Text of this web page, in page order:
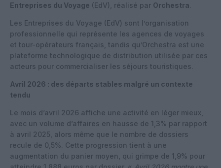
Entreprises du Voyage (EdV), réalisé par Orchestra.
Les Entreprises du Voyage (EdV) sont l’organisation
professionnelle qui représente les agences de voyages
et tour-opérateurs français, tandis qu’Orchestra est une
plateforme technologique de distribution utilisée par ces
acteurs pour commercialiser les séjours touristiques.
Avril 2026 : des départs stables malgré un contexte
tendu
Le mois d’avril 2026 affiche une activité en léger mieux,
avec un volume d’affaires en hausse de 1,3% par rapport
à avril 2025, alors même que le nombre de dossiers
recule de 0,5%. Cette progression tient à une
augmentation du panier moyen, qui grimpe de 1,9% pour